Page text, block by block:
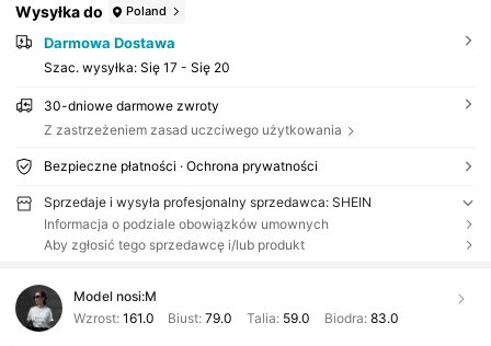
Wysyłka do Poland
Darmowa Dostawa
Szac. wysyłka: Się 17 - Się 20
30-dniowe darmowe zwroty
Z zastrzeżeniem zasad uczciwego użytkowania
Bezpieczne płatności · Ochrona prywatności
Sprzedaje i wysyła profesjonalny sprzedawca: SHEIN
Informacja o podziale obowiązków umownych
Aby zgłosić tego sprzedawcę i/lub produkt
Model nosi:M
Wzrost: 161.0 Biust:79.0 Talia: 59.0 Biodra: 83.0